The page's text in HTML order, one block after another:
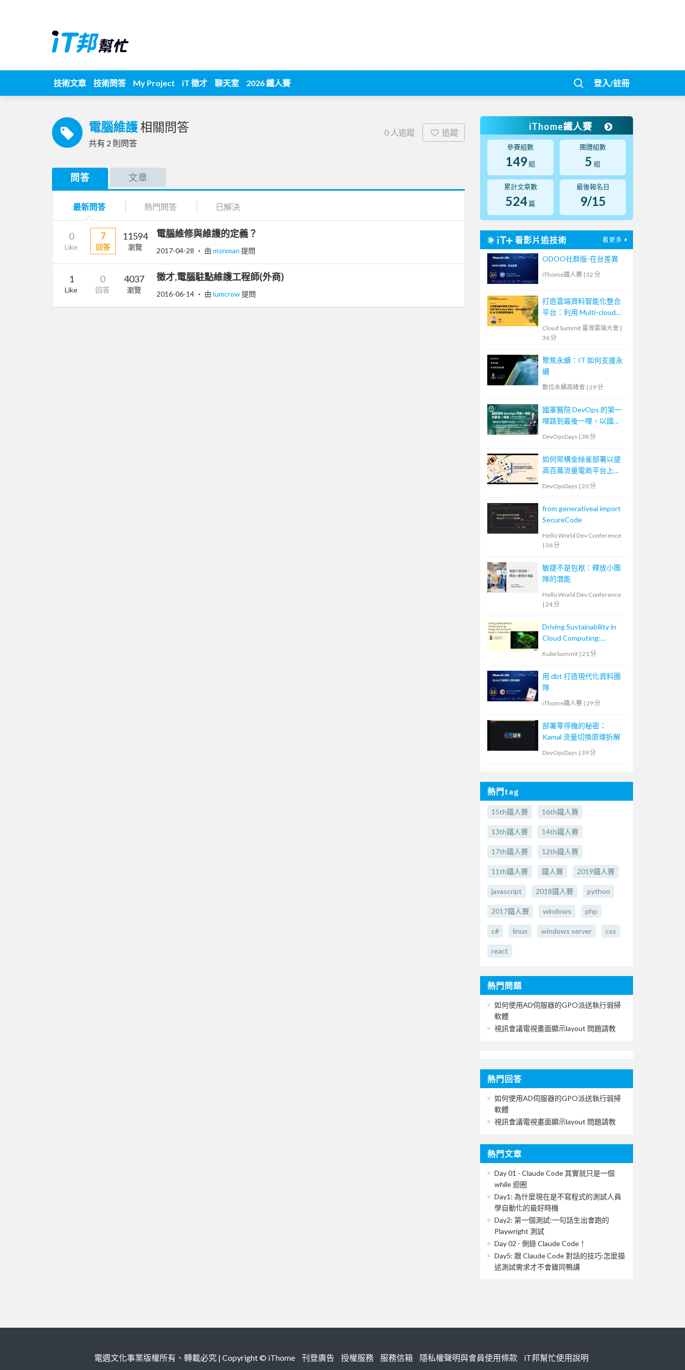
技術文章 技術問答 My Project iT 徵才 聊天室 2026 鐵人賽 登入/註冊
電腦維護 相關問答
共有 2 則問答
0 人追蹤 追蹤
問答 文章
最新問答 熱門問答 已解決
0
Like
7
回答
11594
瀏覽
電腦維修與維護的定義？
2017-04-28 ‧ 由 msnman 提問
1
Like
0
回答
4037
瀏覽
徵才,電腦駐點維護工程師(外商)
2016-06-14 ‧ 由 lumcrow提問
iThome鐵人賽
參賽組數
149組
團體組數
5 組
累計文章數
524 篇
最後報名日
9/15
看影片追技術 看更多
ODOO社群版-在台差異
iThome鐵人賽 | 32 分
打造雲端資料智能化整合
平台：利用 Multi-cloud
Data、Databricks ETL 和
AI 加速數據價值創造
Cloud Summit 臺灣雲端大會 |
36 分
聚焦永續：IT 如何支援永
續
數位永續高峰會 | 29 分
國軍醫院 DevOps 的第一
哩路到最後一哩，以國軍
高雄總醫院為例
DevOpsDays | 38 分
如何架構金絲雀部署以提
高百萬流量電商平台上版
DevOpsDays | 20 分
from generativeai import
SecureCode
Hello World Dev Conference
| 36 分
敏捷不是包袱：釋放小團
隊的潛能
Hello World Dev Conference
| 24 分
Driving Sustainability in
Cloud Computing:
Energy Monitoring with
KubeSummit | 21 分
用 dbt 打造現代化資料團
隊
iThome鐵人賽 | 29 分
部署零停機的秘密：
Kamal 流量切換原理拆解
DevOpsDays | 39 分
熱門tag
15th鐵人賽 16th鐵人賽
13th鐵人賽 14th鐵人賽
17th鐵人賽 12th鐵人賽
11th鐵人賽 鐵人賽 2019鐵人賽
javascript 2018鐵人賽 python
2017鐵人賽 windows php
c# linux windows server css
react
熱門問題
如何使用AD伺服器的GPO派送執行弱掃
軟體
視訊會議電視畫面顯示layout 問題請教
熱門回答
如何使用AD伺服器的GPO派送執行弱掃
軟體
視訊會議電視畫面顯示layout 問題請教
熱門文章
Day 01 - Claude Code 其實就只是一個
while 迴圈
Day1: 為什麼現在是不寫程式的測試人員
學自動化的最好時機
Day2: 第一個測試:一句話生出會跑的
Playwright 測試
Day 02 - 側錄 Claude Code！
Day5: 跟 Claude Code 對話的技巧:怎麼描
述測試需求才不會雞同鴨講
電週文化事業版權所有、轉載必究 | Copyright © iThome 刊登廣告 授權服務 服務信箱 隱私權聲明與會員使用條款 iT邦幫忙使用說明